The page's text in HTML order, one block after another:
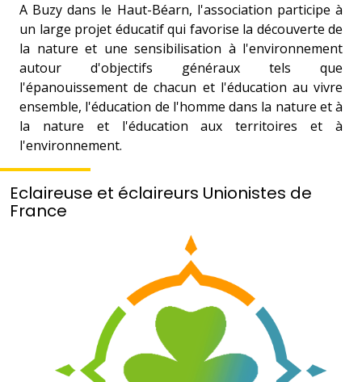
A Buzy dans le Haut-Béarn, l'association participe à
un large projet éducatif qui favorise la découverte de
la nature et une sensibilisation à l'environnement
autour d'objectifs généraux tels que
l'épanouissement de chacun et l'éducation au vivre
ensemble, l'éducation de l'homme dans la nature et à
la nature et l'éducation aux territoires et à
l'environnement.
Eclaireuse et éclaireurs Unionistes de
France